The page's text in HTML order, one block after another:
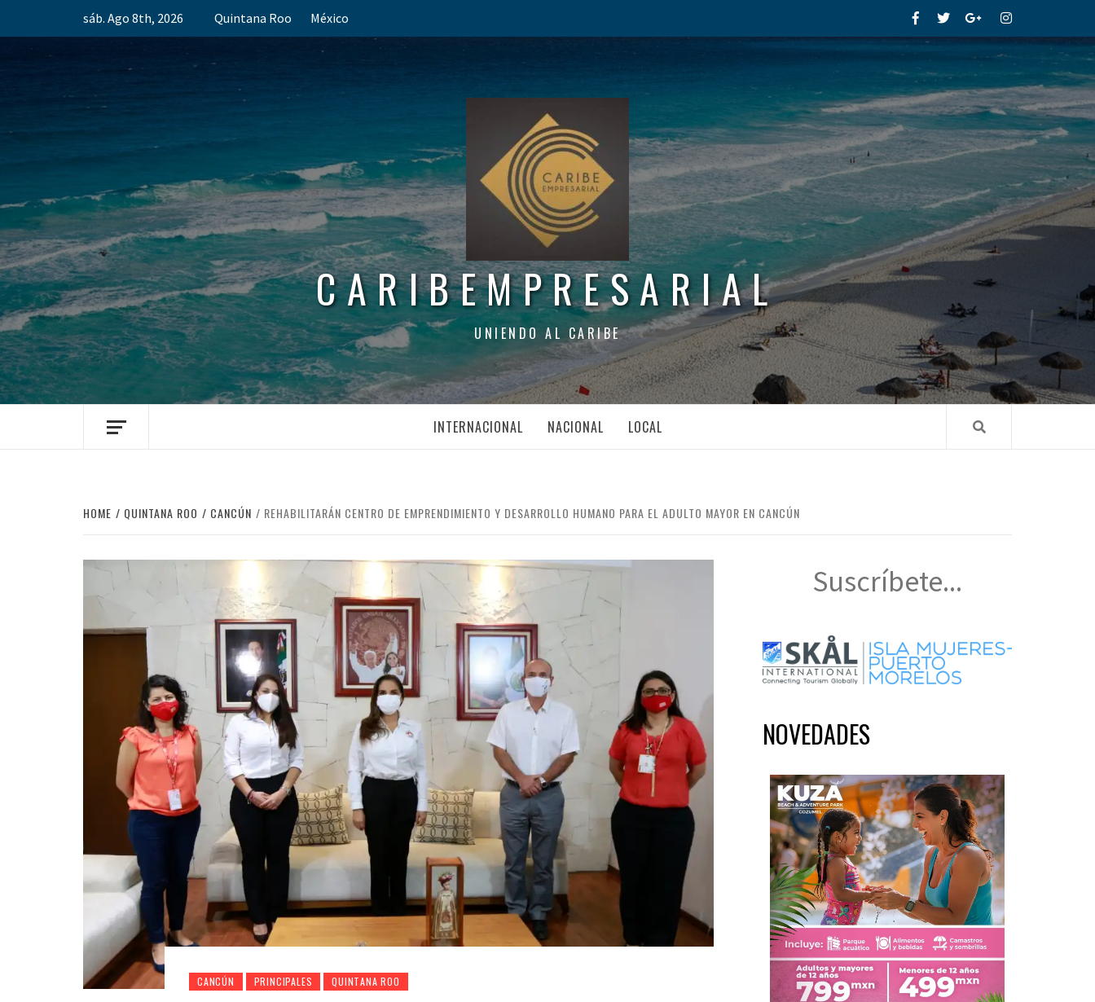
sáb. Ago 8th, 2026 Quintana Roo México FacebookTwitterGoogle+Instagram
CARIBEMPRESARIAL
UNIENDO AL CARIBE
INTERNACIONAL NACIONAL LOCAL
HOME QUINTANA ROO CANCÚN REHABILITARÁN CENTRO DE EMPRENDIMIENTO Y DESARROLLO HUMANO PARA EL ADULTO MAYOR EN CANCÚN
CANCÚN PRINCIPALES QUINTANA ROO
Suscríbete...
NOVEDADES